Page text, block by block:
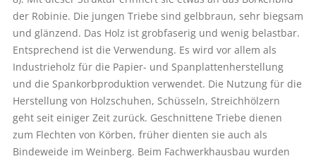
der Robinie. Die jungen Triebe sind gelbbraun, sehr biegsam
und glänzend. Das Holz ist grobfaserig und wenig belastbar.
Entsprechend ist die Verwendung. Es wird vor allem als
Industrieholz für die Papier- und Spanplattenherstellung
und die Spankorbproduktion verwendet. Die Nutzung für die
Herstellung von Holzschuhen, Schüsseln, Streichhölzern
geht seit einiger Zeit zurück. Geschnittene Triebe dienen
zum Flechten von Körben, früher dienten sie auch als
Bindeweide im Weinberg. Beim Fachwerkhausbau wurden